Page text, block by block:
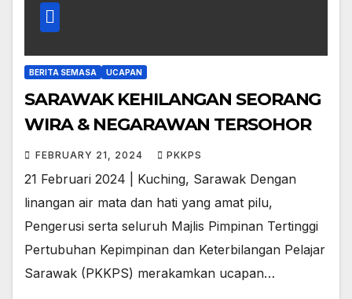
BERITA SEMASA UCAPAN
SARAWAK KEHILANGAN SEORANG
WIRA & NEGARAWAN TERSOHOR
FEBRUARY 21, 2024 PKKPS
21 Februari 2024 | Kuching, Sarawak Dengan
linangan air mata dan hati yang amat pilu,
Pengerusi serta seluruh Majlis Pimpinan Tertinggi
Pertubuhan Kepimpinan dan Keterbilangan Pelajar
Sarawak (PKKPS) merakamkan ucapan…